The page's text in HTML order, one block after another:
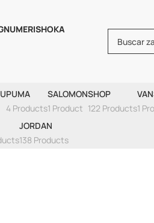
NUMERISHOKA
White
PUMA
4 Products
SALOMON
1 Product
SHOP
122 Products1
JORDAN
138 Products